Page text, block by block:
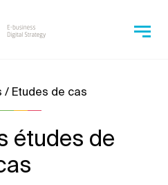
/ Etudes de cas
études de